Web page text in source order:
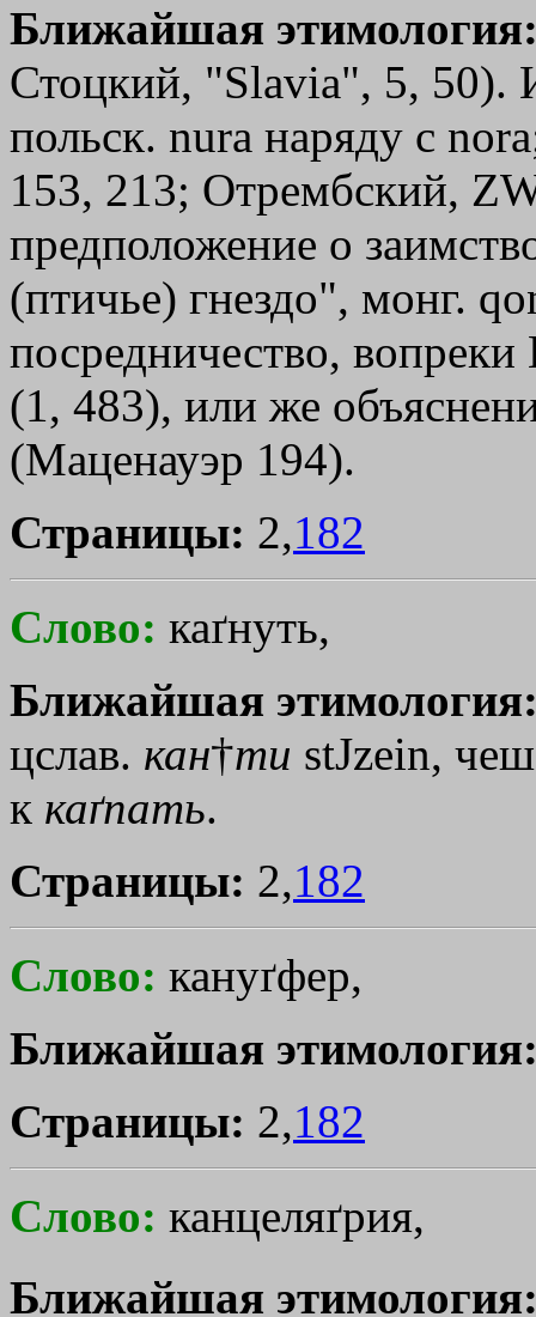
Ближайшая
Стоцкий, "Slavia", 5, 50).
польск. nurа наряду с
153, 213; Отрембский,
предположение о
(птичье) гнездо", монг.
посредничество,
(1, 483), или же
(Маценауэр 194).
Страницы: 2,182
Слово: каґнуть,
Ближайшая
цслав. кан†ти stЈzein,
к каґпать.
Страницы: 2,182
Слово: кануґфер,
Ближайшая
Страницы: 2,182
Слово: канцеляґрия,
Ближайшая